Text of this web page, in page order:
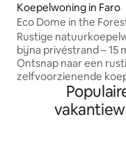
Koepelwoning in Faro
Eco Dome in the
Rustige
bijna privéstrand – 15
Ontsnap naar een
zelfvoorzienende
kust van de Algarve.
wordt aangedreven
en wordt omringd